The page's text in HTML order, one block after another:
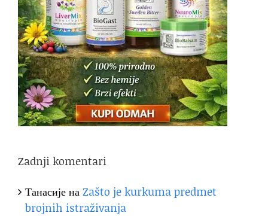
Zadnji komentari
ТанасијенаZašto je kurkuma predmet
brojnih istraživanja